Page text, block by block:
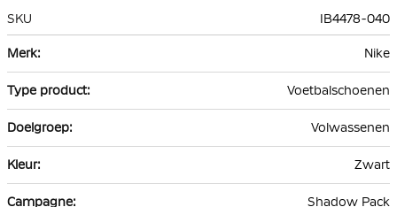
SKU
IB4478-040
informatie
Nike
Voetbalschoenen
Volwassenen
Zwart
Shadow Pack